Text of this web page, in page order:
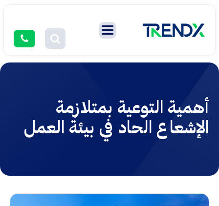
أهمية التوعية بمتلازمة
الإشعاع الحاد في بيئة العمل